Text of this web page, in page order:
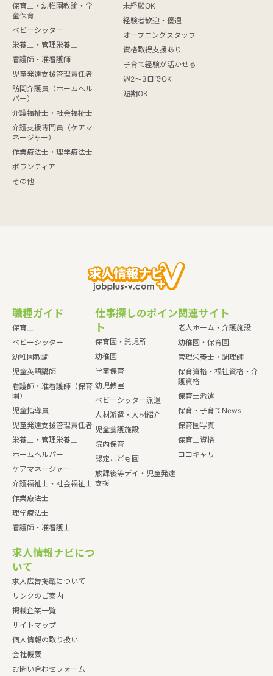
保育士・幼稚園教諭・学
童保育
ベビーシッター
栄養士・管理栄養士
看護師・准看護師
児童発達支援管理責任者
訪問介護員（ホームヘル
パー）
介護福祉士・社会福祉士
介護支援専門員（ケアマ
ネージャー）
作業療法士・理学療法士
ボランティア
その他
未経験OK
経験者歓迎・優遇
オープニングスタッフ
資格取得支援あり
子育て経験が活かせる
週2～3日でOK
短期OK
職種ガイド
保育士
ベビーシッター
幼稚園教諭
児童英語講師
看護師・准看護師（保育
園）
児童指導員
児童発達支援管理責任者
栄養士・管理栄養士
ホームヘルパー
ケアマネージャー
介護福祉士・社会福祉士
作業療法士
理学療法士
看護師・准看護士
仕事探しのポイン
ト
保育園・託児所
幼稚園
学童保育
幼児教室
ベビーシッター派遣
人材派遣・人材紹介
児童養護施設
院内保育
認定こども園
放課後等デイ・児童発達
支援
関連サイト
老人ホーム・介護施設
幼稚園・保育園
管理栄養士・調理師
保育資格・福祉資格・介
護資格
保育士派遣
保育・子育てNews
保育園写真
保育士資格
ココキャリ
求人情報ナビにつ
いて
求人広告掲載について
リンクのご案内
掲載企業一覧
サイトマップ
個人情報の取り扱い
会社概要
お問い合わせフォーム